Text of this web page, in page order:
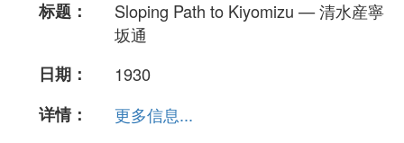
标题：
Sloping Path to Kiyomizu — 清水産寧
坂通
日期：
1930
详情：
更多信息...